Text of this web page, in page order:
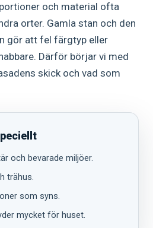
och material ofta
orter. Gamla stan och den
gör att fel färgtyp eller
Därför börjar vi med
skick och vad som
och bevarade miljöer.
trähus.
som syns.
mycket för huset.